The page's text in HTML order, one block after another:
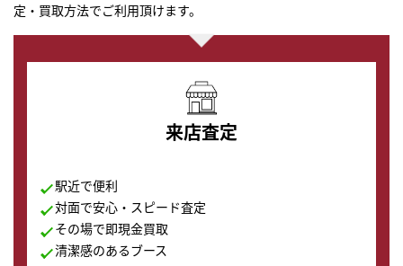
定・買取方法でご利用頂けます。
来店査定
駅近で便利
対面で安心・スピード査定
その場で即現金買取
清潔感のあるブース